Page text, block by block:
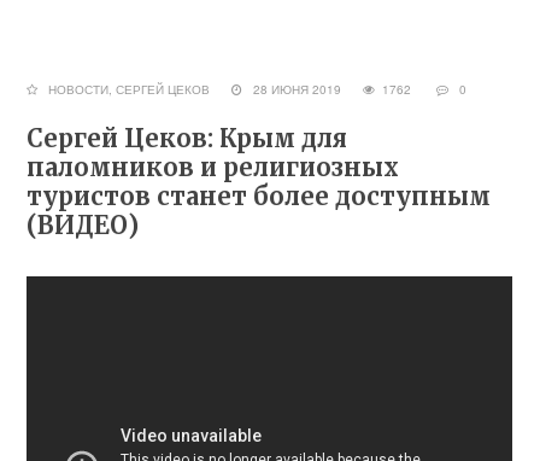
НОВОСТИ,СЕРГЕЙ ЦЕКОВ 28 ИЮНЯ 2019 1762 0
Сергей Цеков: Крым для
паломников и религиозных
туристов станет более доступным
(ВИДЕО)